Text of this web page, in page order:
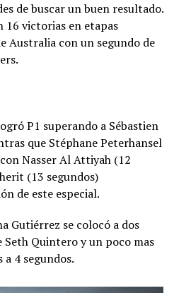
de buscar un buen resultado.
16 victorias en etapas
Australia con un segundo de
P1 superando a Sébastien
que Stéphane Peterhansel
Nasser Al Attiyah (12
(13 segundos)
de este especial.
Gutiérrez se colocó a dos
Seth Quintero y un poco mas
a 4 segundos.